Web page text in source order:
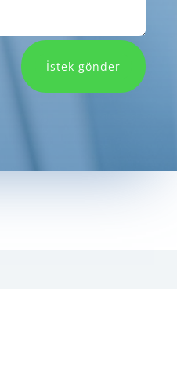
İstek gönder